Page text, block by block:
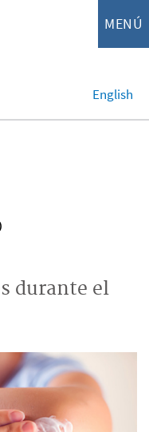
MENÚ
English
durante el